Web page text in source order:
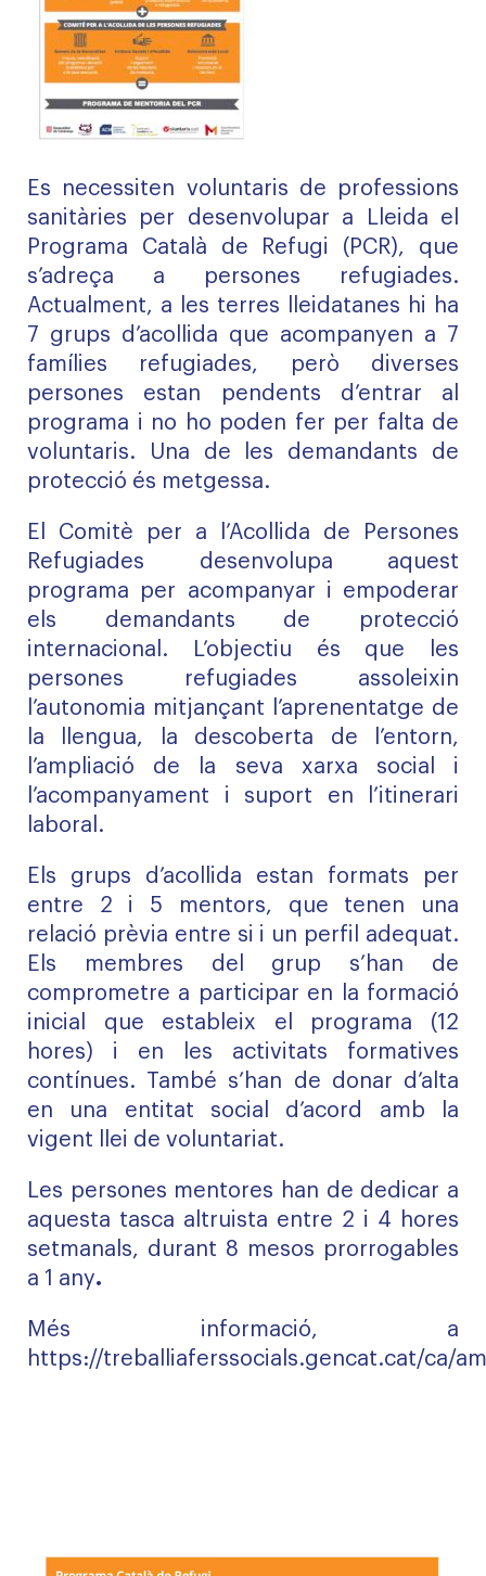
Es necessiten voluntaris de professions
sanitàries per desenvolupar a Lleida el
Programa Català de Refugi (PCR), que
s’adreça a persones refugiades.
Actualment, a les terres lleidatanes hi ha
7 grups d’acollida que acompanyen a 7
famílies refugiades, però diverses
persones estan pendents d’entrar al
programa i no ho poden fer per falta de
voluntaris. Una de les demandants de
protecció és metgessa.
El Comitè per a l’Acollida de Persones
Refugiades desenvolupa aquest
programa per acompanyar i empoderar
els demandants de protecció
internacional. L’objectiu és que les
persones refugiades assoleixin
l’autonomia mitjançant l’aprenentatge de
la llengua, la descoberta de l’entorn,
l’ampliació de la seva xarxa social i
l’acompanyament i suport en l’itinerari
laboral.
Els grups d’acollida estan formats per
entre 2 i 5 mentors, que tenen una
relació prèvia entre si i un perfil adequat.
Els membres del grup s’han de
comprometre a participar en la formació
inicial que estableix el programa (12
hores) i en les activitats formatives
contínues. També s’han de donar d’alta
en una entitat social d’acord amb la
vigent llei de voluntariat.
Les persones mentores han de dedicar a
aquesta tasca altruista entre 2 i 4 hores
setmanals, durant 8 mesos prorrogables
a 1 any.
Més informació, a
https://treballiaferssocials.gencat.cat/ca/